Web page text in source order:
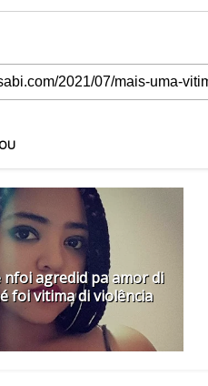
agredid pa amor di
foi vitima di violência